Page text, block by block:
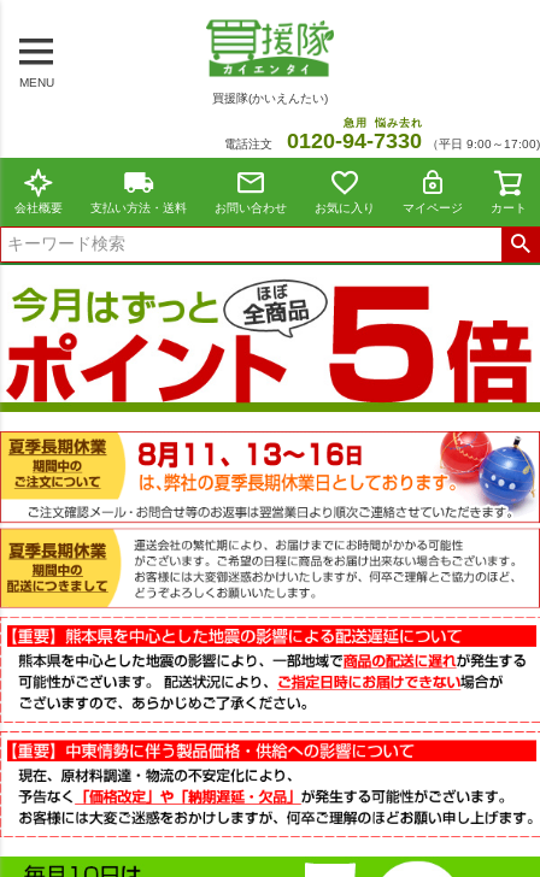
MENU
買援隊(かいえんたい)
電話注文 0120-94
急用
-7330
悩み去れ
（平日 9:00～17:00)
会社概要 支払い方法・送料 お問い合わせ お気に入り マイページ カート